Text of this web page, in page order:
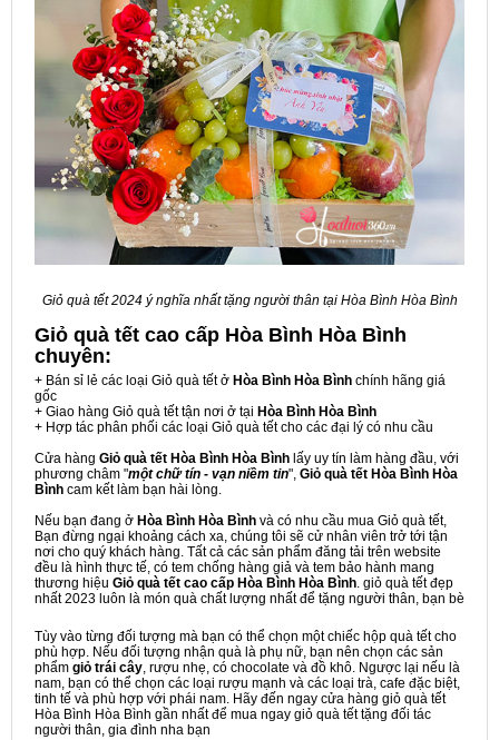
Giỏ quà tết 2024 ý nghĩa nhất tặng người thân tại Hòa Bình Hòa Bình
Giỏ quà tết cao cấp Hòa Bình Hòa Bình
chuyên:
+ Bán sỉ lẻ các loại Giỏ quà tết ở Hòa Bình Hòa Bình chính hãng giá
gốc
+ Giao hàng Giỏ quà tết tận nơi ở tại Hòa Bình Hòa Bình
+ Hợp tác phân phối các loại Giỏ quà tết cho các đại lý có nhu cầu
Cửa hàng Giỏ quà tết Hòa Bình Hòa Bình lấy uy tín làm hàng đầu, với
phương châm "một chữ tín - vạn niềm tin", Giỏ quà tết Hòa Bình Hòa
Bình cam kết làm bạn hài lòng.
Nếu bạn đang ở Hòa Bình Hòa Bình và có nhu cầu mua Giỏ quà tết,
Bạn đừng ngại khoảng cách xa, chúng tôi sẽ cử nhân viên trở tới tận
nơi cho quý khách hàng. Tất cả các sản phẩm đăng tải trên website
đều là hình thực tế, có tem chống hàng giả và tem bảo hành mang
thương hiệu Giỏ quà tết cao cấp Hòa Bình Hòa Bình. giỏ quà tết đẹp
nhất 2023 luôn là món quà chất lượng nhất để tặng người thân, bạn bè
Tùy vào từng đối tượng mà bạn có thể chọn một chiếc hộp quà tết cho
phù hợp. Nếu đối tượng nhận quà là phụ nữ, bạn nên chọn các sản
phẩm giỏ trái cây, rượu nhẹ, có chocolate và đồ khô. Ngược lại nếu là
nam, bạn có thể chọn các loại rượu mạnh và các loại trà, cafe đặc biệt,
tinh tế và phù hợp với phái nam. Hãy đến ngay cửa hàng giỏ quà tết
Hòa Bình Hòa Bình gần nhất để mua ngay giỏ quà tết tặng đối tác
người thân, gia đình nha bạn